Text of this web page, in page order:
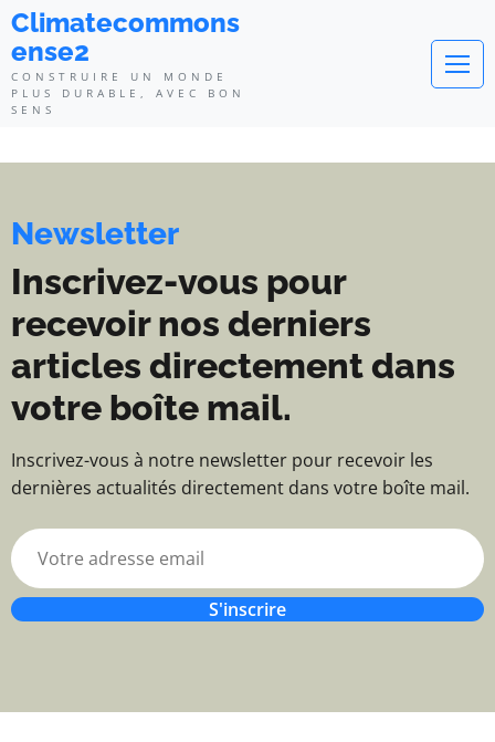
Climatecommonsense2 -
Climatecommons
ense2
CONSTRUIRE UN MONDE
PLUS DURABLE, AVEC BON
SENS
Newsletter
Inscrivez-vous pour
recevoir nos derniers
articles directement dans
votre boîte mail.
Inscrivez-vous à notre newsletter pour recevoir les
dernières actualités directement dans votre boîte mail.
S'inscrire